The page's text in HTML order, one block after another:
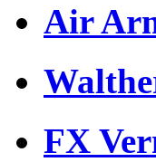
Air
FX